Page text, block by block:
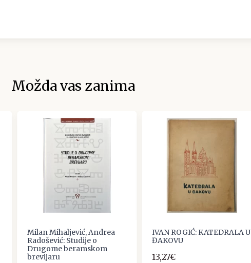
Možda vas zanima
Milan Mihaljević, Andrea
Radošević: Studije o
Drugome beramskom
brevijaru
IVAN ROGIĆ: KATEDRALA U
ĐAKOVU
13,27€